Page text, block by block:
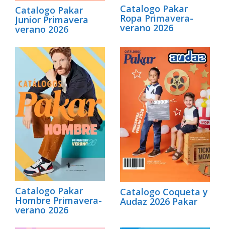
Catalogo Pakar
Junior Primavera
verano 2026
Catalogo Pakar
Ropa Primavera-
verano 2026
Catalogo Pakar
Hombre Primavera-
verano 2026
Catalogo Coqueta y
Audaz 2026 Pakar